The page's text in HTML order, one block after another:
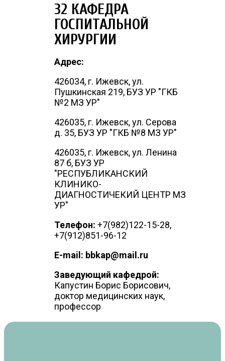
32 КАФЕДРА
ГОСПИТАЛЬНОЙ
ХИРУРГИИ
Адрес:
426034, г. Ижевск, ул.
Пушкинская 219, БУЗ УР "ГКБ
№2 МЗ УР"
426035, г. Ижевск, ул. Серова
д. 35, БУЗ УР "ГКБ №8 МЗ УР"
426035, г. Ижевск, ул. Ленина
87 б, БУЗ УР
"РЕСПУБЛИКАНСКИЙ
КЛИНИКО-
ДИАГНОСТИЧЕКИЙ ЦЕНТР МЗ
УР"
Телефон: +7(982)122-15-28,
+7(912)851-96-12
E-mail: bbkap@mail.ru
Заведующий кафедрой:
Капустин Борис Борисович,
доктор медицинских наук,
профессор